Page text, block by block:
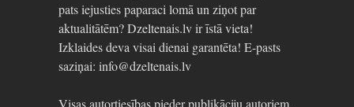
pats iejusties paparaci lomā un ziņot par
aktualitātēm? Dzeltenais.lv ir īstā vieta!
Izklaides deva visai dienai garantēta! E-pasts
saziņai: info@dzeltenais.lv